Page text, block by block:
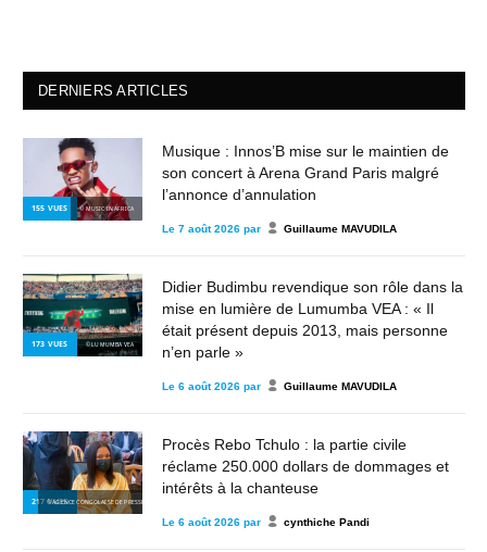
DERNIERS ARTICLES
155 VUES © MUSIC IN AFRICA
Musique : Innos’B mise sur le maintien de
son concert à Arena Grand Paris malgré
l’annonce d’annulation
Le 7 août 2026 par Guillaume MAVUDILA
173 VUES © LUMUMBA VEA
Didier Budimbu revendique son rôle dans la
mise en lumière de Lumumba VEA : « Il
était présent depuis 2013, mais personne
n’en parle »
Le 6 août 2026 par Guillaume MAVUDILA
217 VUES
© AGENCE CONGOLAISE DE PRESSE
Procès Rebo Tchulo : la partie civile
réclame 250.000 dollars de dommages et
intérêts à la chanteuse
Le 6 août 2026 par cynthiche Pandi